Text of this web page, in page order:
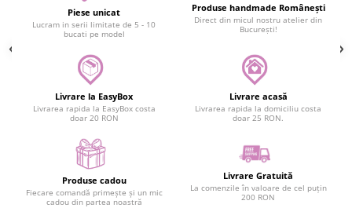
Piese unicat
Lucram in serii limitate de 5 - 10
bucati pe model
Produse handmade Românești
Direct din micul nostru atelier din
București!
Livrare la EasyBox
Livrarea rapida la EasyBox costa
doar 20 RON
Livrare acasă
Livrarea rapida la domiciliu costa
doar 25 RON.
Produse cadou
Fiecare comandă primește și un mic
cadou din partea noastră
Livrare Gratuită
La comenzile în valoare de cel puțin
200 RON